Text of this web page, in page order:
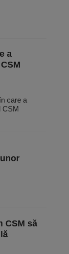
a
care a
CSM
CSM să